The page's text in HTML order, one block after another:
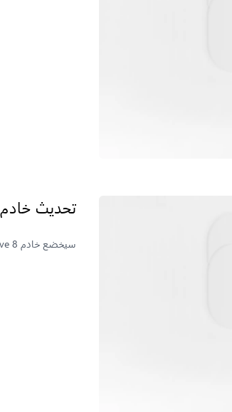
تحديث خادم MT4 Live 8: ضغط الأوامر
سيخضع خادم MT4 Live 8 لصيانة مجدولة من أجل ضغط الأوامر في 20 يونيو 2026. اطلع على الجدول الزمني الكامل هنا.